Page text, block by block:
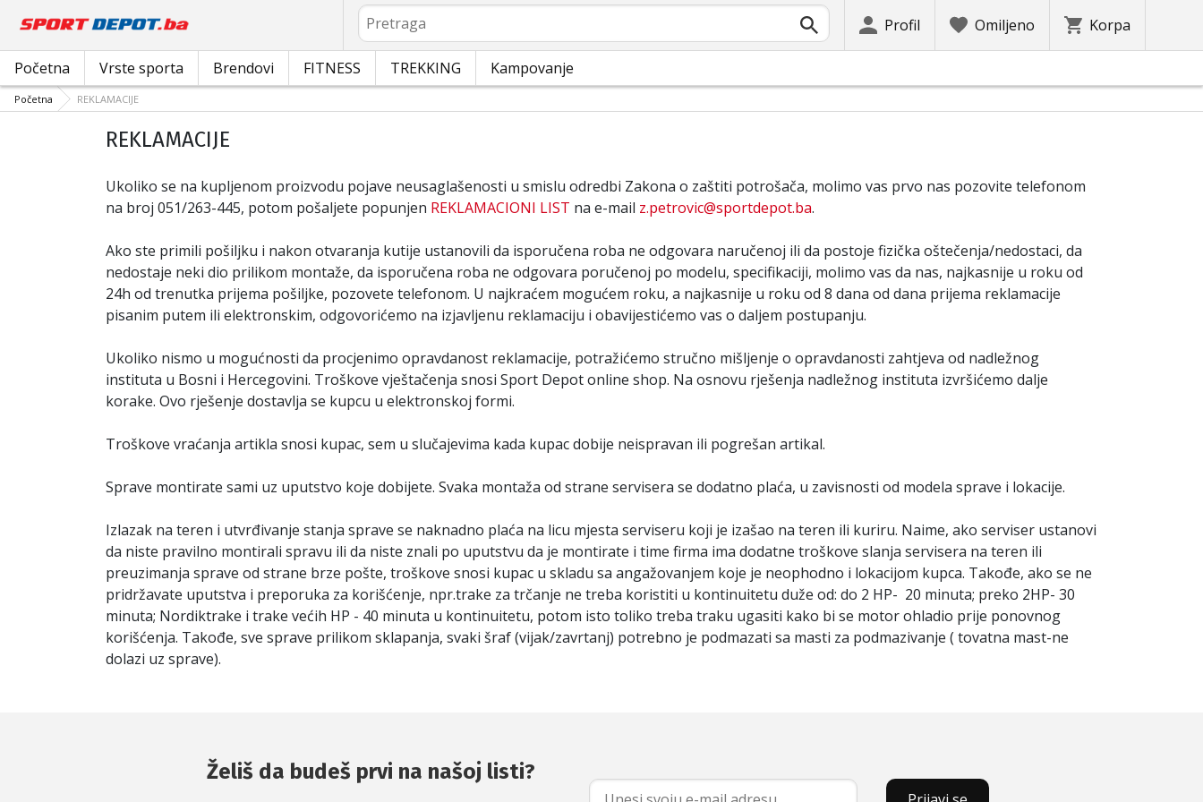
Pretraga
Profil Omiljeno Korpa
Početna Vrste sporta Brendovi FITNESS TREKKING Kampovanje
Početna REKLAMACIJE
REKLAMACIJE
Ukoliko se na kupljenom proizvodu pojave neusaglašenosti u smislu odredbi Zakona o zaštiti potrošača, molimo vas prvo nas pozovite telefonom
na broj 051/263-445, potom pošaljete popunjen REKLAMACIONI LIST na e-mail z.petrovic@sportdepot.ba.
Ako ste primili pošiljku i nakon otvaranja kutije ustanovili da isporučena roba ne odgovara naručenoj ili da postoje fizička oštečenja/nedostaci, da
nedostaje neki dio prilikom montaže, da isporučena roba ne odgovara poručenoj po modelu, specifikaciji, molimo vas da nas, najkasnije u roku od
24h od trenutka prijema pošiljke, pozovete telefonom. U najkraćem mogućem roku, a najkasnije u roku od 8 dana od dana prijema reklamacije
pisanim putem ili elektronskim, odgovorićemo na izjavljenu reklamaciju i obavijestićemo vas o daljem postupanju.
Ukoliko nismo u mogućnosti da procjenimo opravdanost reklamacije, potražićemo stručno mišljenje o opravdanosti zahtjeva od nadležnog
instituta u Bosni i Hercegovini. Troškove vještačenja snosi Sport Depot online shop. Na osnovu rješenja nadležnog instituta izvršićemo dalje
korake. Ovo rješenje dostavlja se kupcu u elektronskoj formi.
Troškove vraćanja artikla snosi kupac, sem u slučajevima kada kupac dobije neispravan ili pogrešan artikal.
Sprave montirate sami uz uputstvo koje dobijete. Svaka montaža od strane servisera se dodatno plaća, u zavisnosti od modela sprave i lokacije.
Izlazak na teren i utvrđivanje stanja sprave se naknadno plaća na licu mjesta serviseru koji je izašao na teren ili kuriru. Naime, ako serviser ustanovi
da niste pravilno montirali spravu ili da niste znali po uputstvu da je montirate i time firma ima dodatne troškove slanja servisera na teren ili
preuzimanja sprave od strane brze pošte, troškove snosi kupac u skladu sa angažovanjem koje je neophodno i lokacijom kupca. Takođe, ako se ne
pridržavate uputstva i preporuka za korišćenje, npr.trake za trčanje ne treba koristiti u kontinuitetu duže od: do 2 HP- 20 minuta; preko 2HP- 30
minuta; Nordiktrake i trake većih HP - 40 minuta u kontinuitetu, potom isto toliko treba traku ugasiti kako bi se motor ohladio prije ponovnog
korišćenja. Takođe, sve sprave prilikom sklapanja, svaki šraf (vijak/zavrtanj) potrebno je podmazati sa masti za podmazivanje ( tovatna mast-ne
dolazi uz sprave).
Želiš da budeš prvi na našoj listi?